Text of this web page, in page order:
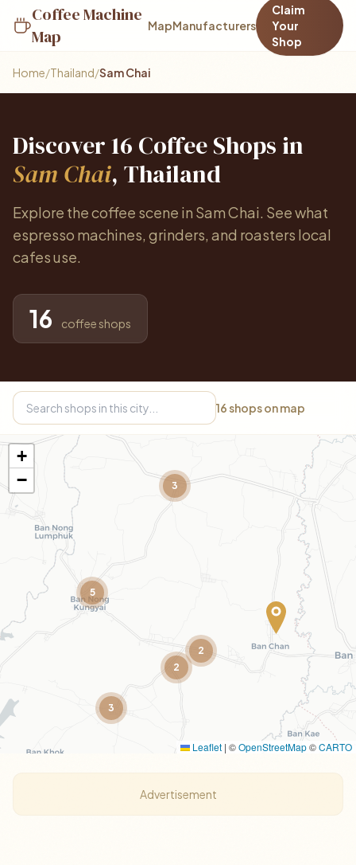
Coffee Machine
Map
MapManufacturers
Claim
Your
Shop
Home/Thailand/Sam Chai
Discover 16 Coffee Shops in
Sam Chai, Thailand
Explore the coffee scene in Sam Chai. See what
espresso machines, grinders, and roasters local
cafes use.
16 coffee shops
16 shops on map
2
2
3
5
3
+
−
Leaflet | ©OpenStreetMap©CARTO
Advertisement